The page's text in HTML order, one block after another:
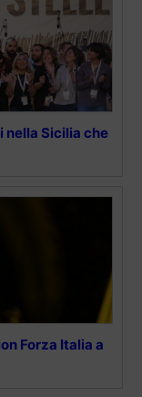
nella Sicilia che
Forza Italia a